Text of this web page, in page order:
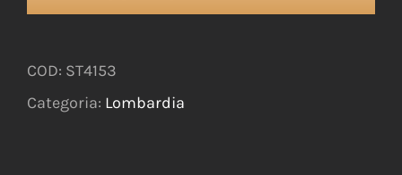
COD: ST4153
Categoria: Lombardia